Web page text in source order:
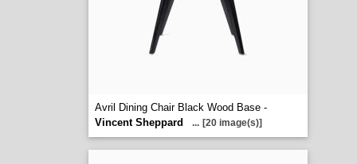
Avril Dining Chair Black Wood Base -
Vincent Sheppard
... [20 image(s)]